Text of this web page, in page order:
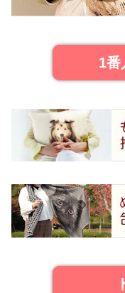
1番